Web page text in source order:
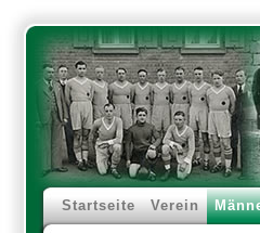
Startseite Verein